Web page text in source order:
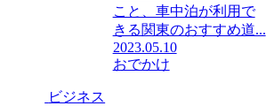
こと、車中泊が利用で
きる関東のおすすめ道...
2023.05.10
おでかけ
ビジネス